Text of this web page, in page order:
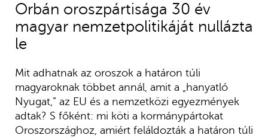
Orbán oroszpártisága 30 év
magyar nemzetpolitikáját nullázta
le
Mit adhatnak az oroszok a határon túli
magyaroknak többet annál, amit a „hanyatló
Nyugat,” az EU és a nemzetközi egyezmények
adtak? S főként: mi köti a kormánypártokat
Oroszországhoz, amiért feláldozták a határon túli